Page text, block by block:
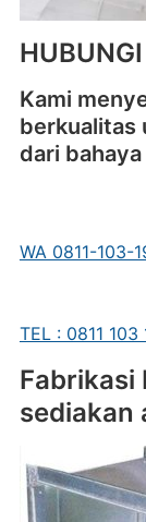
Kami
berkualitas
dari
WA 0811-103-
TEL : 0811 103
Fabrikasi
sediakan